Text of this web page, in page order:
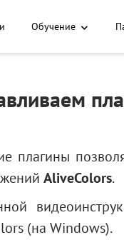
Обучение
плагины
AliveColors.
(на Windows).